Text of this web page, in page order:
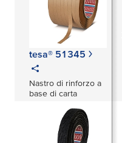
tesa® 51345
Nastro di rinforzo a
base di carta